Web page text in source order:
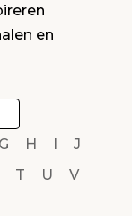
en
G H I
J
T U
V